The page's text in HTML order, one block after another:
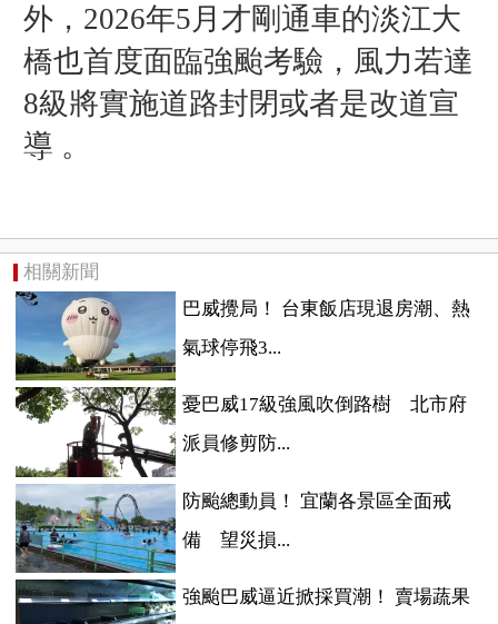
外，2026年5月才剛通車的淡江大
橋也首度面臨強颱考驗，風力若達
8級將實施道路封閉或者是改道宣
導 。
相關新聞
巴威攪局！ 台東飯店現退房潮、熱
氣球停飛3...
憂巴威17級強風吹倒路樹 北市府
派員修剪防...
防颱總動員！ 宜蘭各景區全面戒
備 望災損...
強颱巴威逼近掀採買潮！ 賣場蔬果